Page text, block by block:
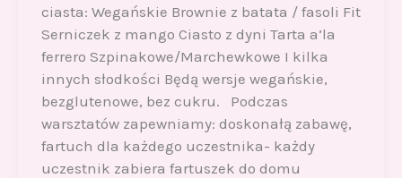
ciasta: Wegańskie Brownie z batata / fasoli Fit
Serniczek z mango Ciasto z dyni Tarta a’la
ferrero Szpinakowe/Marchewkowe I kilka
innych słodkości Będą wersje wegańskie,
bezglutenowe, bez cukru. Podczas
warsztatów zapewniamy: doskonałą zabawę,
fartuch dla każdego uczestnika- każdy
uczestnik zabiera fartuszek do domu